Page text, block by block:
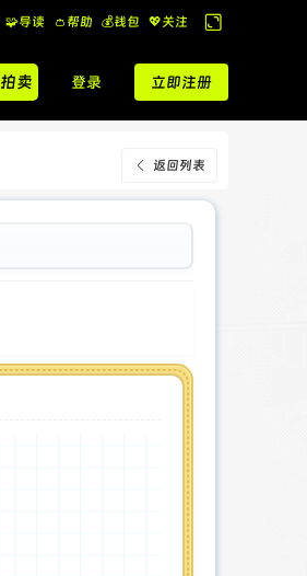
🧩导读 👛帮助 💰️钱包 💖关注
换
到
宽
版
拍卖 登录 立即注册
返回列表